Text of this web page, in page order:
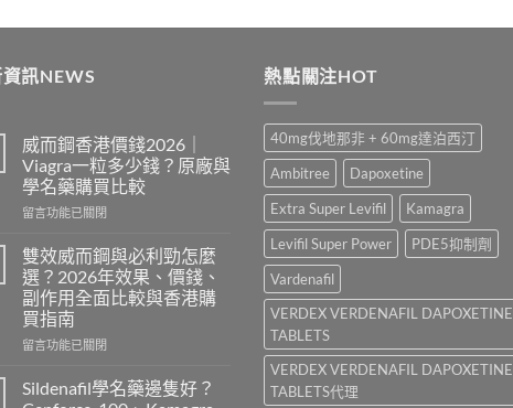
was: is:
$529
訊NEWS
威而鋼香港價錢2026｜
Viagra一粒多少錢？原廠與
學名藥購買比較
在
而
鋼
香
港
價
錢
｜
Viagra
留言功能已關閉
雙效威而鋼與必利勁怎麼
選？2026年效果、價錢、
副作用全面比較與香港購
買指南
在
效
威
留言功能已關閉
Sildenafil學名藥邊隻好？
熱點關注HOT
40mg伐地那非 + 60mg達泊西汀
Ambitree
Dapoxetine
Extra Super Levifil
Kamagra
Levifil Super Power
PDE5抑制劑
Vardenafil
VERDEX VERDENAFIL DAPOXETINE
TABLETS
VERDEX VERDENAFIL DAPOXETINE
TABLETS代理